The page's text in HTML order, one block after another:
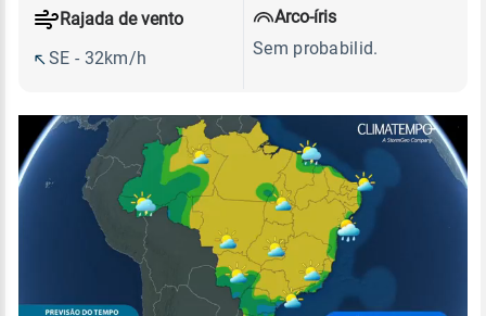
Rajada de vento
SE - 32km/h
Arco-íris
Sem probabilid.